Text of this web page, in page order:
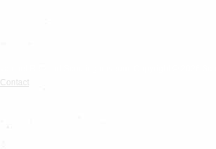
Contact